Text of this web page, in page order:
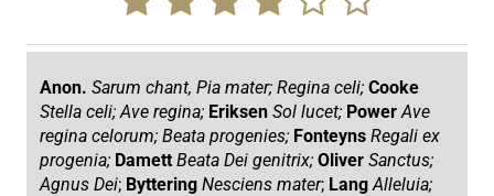
Anon. Sarum chant, Pia mater; Regina celi; Cooke
Stella celi; Ave regina; Eriksen Sol lucet; PowerAve
regina celorum; Beata progenies; Fonteyns Regali ex
progenia; Damett Beata Dei genitrix; Oliver Sanctus;
Agnus Dei; Byttering Nesciens mater; Lang Alleluia;